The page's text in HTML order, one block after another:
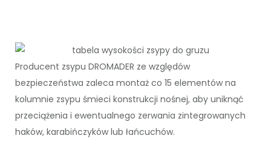
Producent zsypu DROMADER ze względów
bezpieczeństwa zaleca montaż co 15 elementów na
kolumnie zsypu śmieci konstrukcji nośnej, aby uniknąć
przeciążenia i ewentualnego zerwania zintegrowanych
haków, karabińczyków lub łańcuchów.